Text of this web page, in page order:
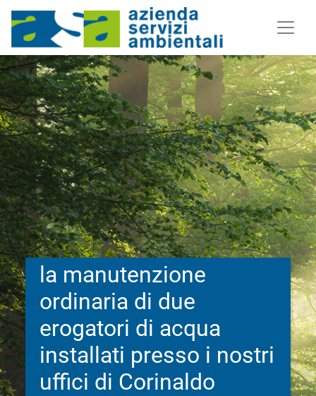
la manutenzione
ordinaria di due
erogatori di acqua
installati presso i nostri
uffici di Corinaldo